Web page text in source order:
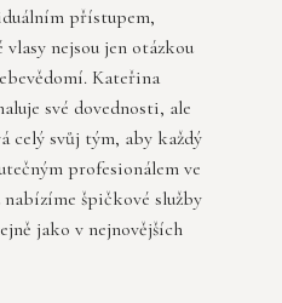
přístupem,
nejsou jen otázkou
Kateřina
své dovednosti, ale
celý svůj tým, aby každý
profesionálem ve
špičkové služby
jako v nejnovějších